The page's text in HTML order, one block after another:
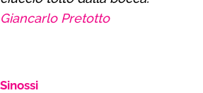
Giancarlo Pretotto
Sinossi